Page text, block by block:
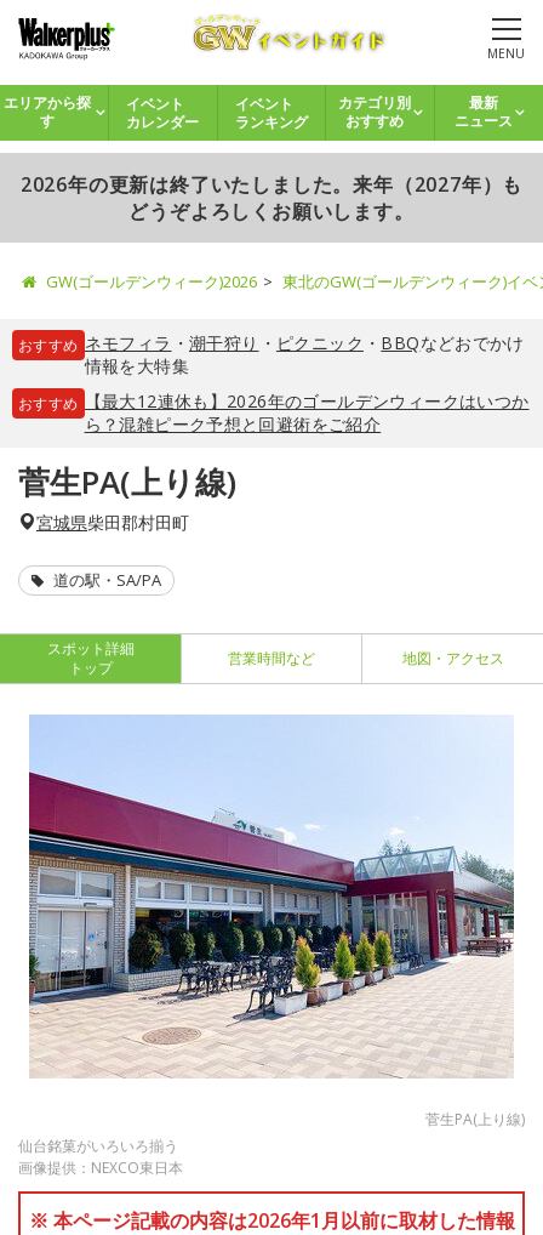
MENU
エリアから探
す
イベント
カレンダー
イベント
ランキング
カテゴリ別
おすすめ
最新
ニュース
2026年の更新は終了いたしました。来年（2027年）も
どうぞよろしくお願いします。
GW(ゴールデンウィーク)2026 東北のGW(ゴールデンウィーク)イ
おすすめ ネモフィラ ・ 潮干狩り ・ ピクニック ・ BBQなどおでかけ
情報を大特集
おすすめ
【最大12連休も】2026年のゴールデンウィークはいつか
ら？混雑ピーク予想と回避術をご紹介
菅生PA(上り線)
宮城県柴田郡村田町
道の駅・SA/PA
スポット詳細
トップ
営業時間など 地図・アクセス
菅生PA(上り線)
仙台銘菓がいろいろ揃う
画像提供：NEXCO東日本
※ 本ページ記載の内容は2026年1月以前に取材した情報